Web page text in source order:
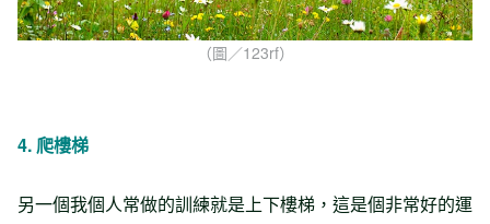
（圖／123rf）
4. 爬樓梯
另一個我個人常做的訓練就是上下樓梯，這是個非常好的運